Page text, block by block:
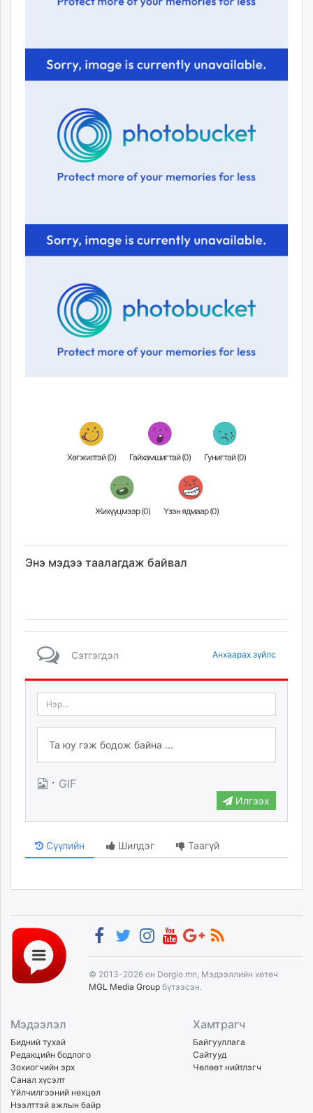
Хөгжилтэй (0) Гайхамшигтай (0) Гунигтай (0)
Жихүүцмээр (0) Үзэн ядмаар (0)
Энэ мэдээ таалагдаж байвал
Сэтгэгдэл Анхаарах зүйлс
· GIF
Илгээх
Сүүлийн Шилдэг Таагүй
© 2013-2026 он Dorgio.mn, Мэдээллийн хөтөч
MGL Media Group бүтээсэн.
Мэдээлэл
Бидний тухай
Редакцийн бодлого
Зохиогчийн эрх
Санал хүсэлт
Үйлчилгээний нөхцөл
Нээлттэй ажлын байр
Хамтрагч
Байгууллага
Сайтууд
Чөлөөт нийтлэгч